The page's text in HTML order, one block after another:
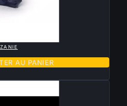
AU PANIER